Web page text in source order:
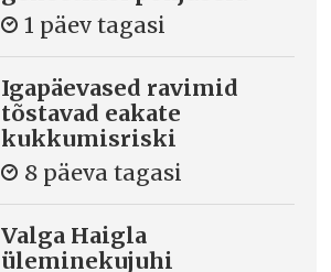
1 päev tagasi
Igapäevased ravimid
tõstavad eakate
kukkumisriski
8 päeva tagasi
Valga Haigla
üleminekujuhi